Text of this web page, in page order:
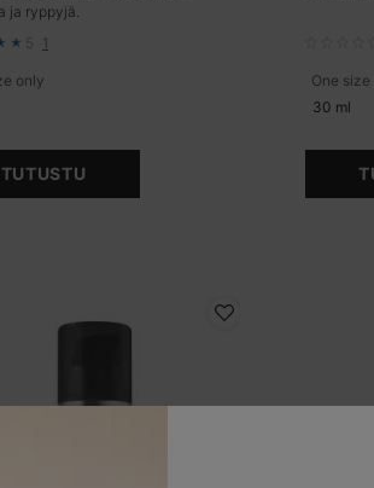
ja ryppyjä.
5
1
only for C E Ferulic sisältää 15 % L-askorbiinihappoa
TUTUSTU
One size
30 ml